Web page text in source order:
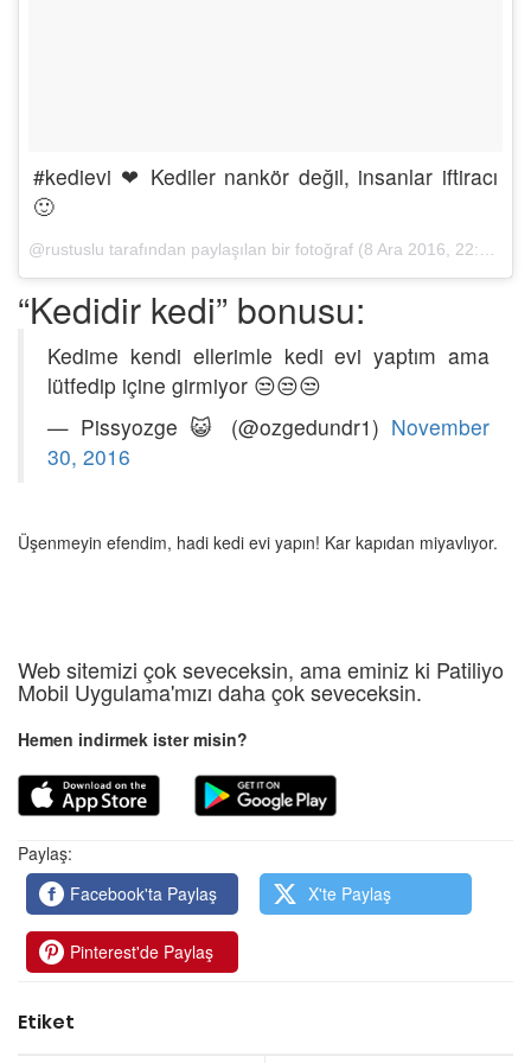
#kedievi ❤ Kediler nankör değil, insanlar iftiracı
🙂
@rustuslu tarafından paylaşılan bir fotoğraf (8 Ara 2016, 22:41 PST
“Kedidir kedi” bonusu:
Kedime kendi ellerimle kedi evi yaptım ama
lütfedip içine girmiyor 😒😒😒
— Pissyozge 😺 (@ozgedundr1) November
30, 2016
Üşenmeyin efendim, hadi kedi evi yapın! Kar kapıdan miyavlıyor.
Web sitemizi çok seveceksin, ama eminiz ki Patiliyo
Mobil Uygulama'mızı daha çok seveceksin.
Hemen indirmek ister misin?
Paylaş:
Facebook'ta Paylaş
X'te Paylaş
Pinterest'de Paylaş
Etiket